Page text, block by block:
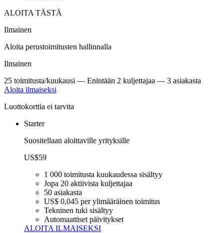
ALOITA TÄSTÄ
Ilmainen
Aloita perustoimitusten hallinnalla
Ilmainen
25 toimitusta/kuukausi — Enintään 2 kuljettajaa — 3 asiakasta
Aloita ilmaiseksi
Luottokorttia ei tarvita
Starter
Suositellaan aloittaville yrityksille
US$59
1 000 toimitusta kuukaudessa sisältyy
Jopa 20 aktiivista kuljettajaa
50 asiakasta
US$ 0,045 per ylimääräinen toimitus
Tekninen tuki sisältyy
Automaattiset päivitykset
ALOITA ILMAISEKSI